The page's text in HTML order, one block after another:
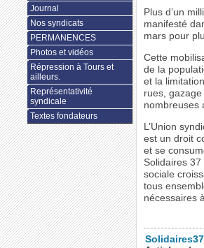
Plus d’un
manifesté
mars pour
Cette
de la
et la
rues,
nombreuses
L’Union
est un droit
et se
Solidaires
sociale
tous
nécessaires
Solidaires37
Journal
Nos syndicats
PERMANENCES
Photos et vidéos
Répression à Tours et
ailleurs.
Représentativité
syndicale
Textes fondateurs